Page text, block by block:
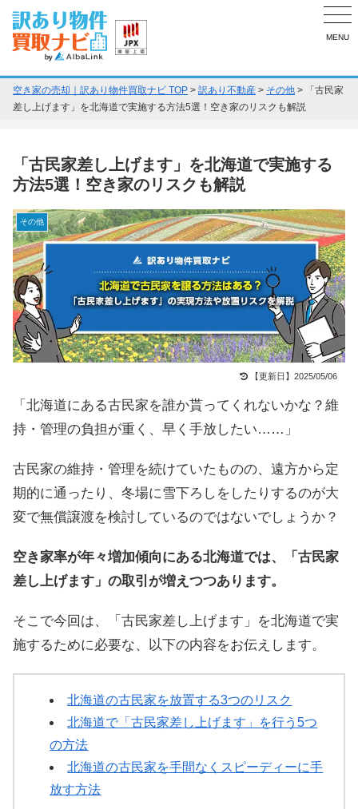
MENU
空き家の売却｜訳あり物件買取ナビ TOP > 訳あり不動産 > その他 >
「古民家
差し上げます」を北海道で実施する方法5選！空き家のリスクも解説
「古民家差し上げます」を北海道で実施する
方法5選！空き家のリスクも解説
その他
【更新日】2025/05/06
「北海道にある古民家を誰か貰ってくれないかな？維
持・管理の負担が重く、早く手放したい……」
古民家の維持・管理を続けていたものの、遠方から定
期的に通ったり、冬場に雪下ろしをしたりするのが大
変で無償譲渡を検討しているのではないでしょうか？
空き家率が年々増加傾向にある北海道では、「古民家
差し上げます」の取引が増えつつあります。
そこで今回は、「古民家差し上げます」を北海道で実
施するために必要な、以下の内容をお伝えします。
北海道の古民家を放置する3つのリスク
北海道で「古民家差し上げます」を行う5つ
の方法
北海道の古民家を手間なくスピーディーに手
放す方法